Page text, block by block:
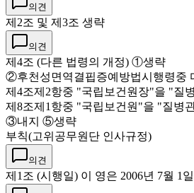
의견
제2조 및 제3조 생략
의견
제4조 (다른 법령의 개정) ①생략
②후천성면역결핍증예방법시행령중
제4조제2항중 "국립보건원장"을 "질
제8조제1항중 "국립보건원"을 "질병
③내지 ⑤생략
부칙(고위공무원단 인사규정)
의견
제1조 (시행일) 이 영은 2006년 7월 1